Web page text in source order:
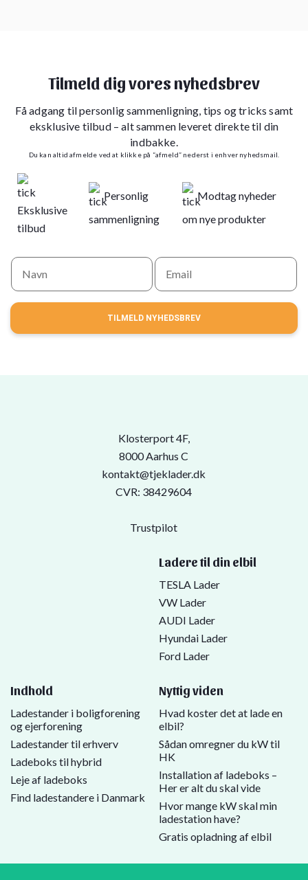
Tilmeld dig vores nyhedsbrev
Få adgang til personlig sammenligning, tips og tricks samt
eksklusive tilbud – alt sammen leveret direkte til din
indbakke.
Du kan altid afmelde ved at klikke på “afmeld” nederst i enhver nyhedsmail.
Eksklusive
tilbud
Personlig
sammenligning
Modtag nyheder
om nye produkter
TILMELD NYHEDSBREV
Klosterport 4F,
8000 Aarhus C
kontakt@tjeklader.dk
CVR: 38429604
Trustpilot
Ladere til din elbil
TESLA Lader
VW Lader
AUDI Lader
Hyundai Lader
Ford Lader
Indhold
Ladestander i boligforening
og ejerforening
Ladestander til erhverv
Ladeboks til hybrid
Leje af ladeboks
Find ladestandere i Danmark
Nyttig viden
Hvad koster det at lade en
elbil?
Sådan omregner du kW til
HK
Installation af ladeboks –
Her er alt du skal vide
Hvor mange kW skal min
ladestation have?
Gratis opladning af elbil